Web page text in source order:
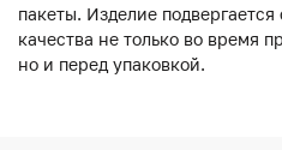
пакеты. Изделие
качества не только во время
но и перед упаковкой.